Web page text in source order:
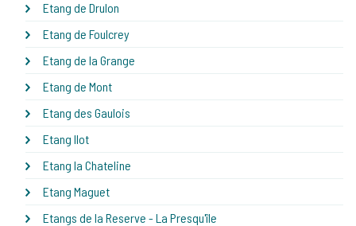
Etang de Drulon
Etang de Foulcrey
Etang de la Grange
Etang de Mont
Etang des Gaulois
Etang Ilot
Etang la Chateline
Etang Maguet
Etangs de la Reserve - La Presqu'île